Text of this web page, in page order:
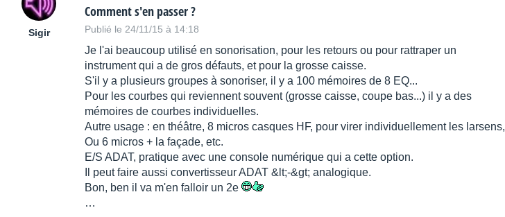
Sigir
Comment s'en passer ?
Publié le 24/11/15 à 14:18
Je l'ai beaucoup utilisé en sonorisation, pour les retours ou pour rattraper un
instrument qui a de gros défauts, et pour la grosse caisse.
S'il y a plusieurs groupes à sonoriser, il y a 100 mémoires de 8 EQ...
Pour les courbes qui reviennent souvent (grosse caisse, coupe bas...) il y a des
mémoires de courbes individuelles.
Autre usage : en théâtre, 8 micros casques HF, pour virer individuellement les larsens,
Ou 6 micros + la façade, etc.
E/S ADAT, pratique avec une console numérique qui a cette option.
Il peut faire aussi convertisseur ADAT &lt;-&gt; analogique.
Bon, ben il va m'en falloir un 2e
…